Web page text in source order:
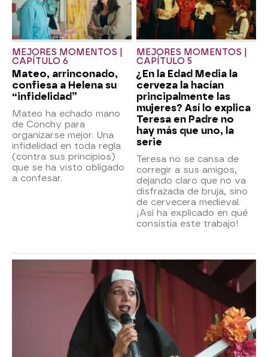
MEJORES MOMENTOS |
CAPÍTULO 6
Mateo, arrinconado,
confiesa a Helena su
“infidelidad”
Mateo ha echado mano
de Conchy para
organizarse mejor. Una
infidelidad en toda regla
(contra sus principios)
que se ha visto obligado
a confesar.
MEJORES MOMENTOS |
CAPÍTULO 5
¿En la Edad Media la
cerveza la hacían
principalmente las
mujeres? Así lo explica
Teresa en Padre no
hay más que uno, la
serie
Teresa no se cansa de
corregir a sus amigos,
dejando claro que no va
disfrazada de bruja, sino
de cervecera medieval.
¡Así ha explicado en qué
consistía este trabajo!